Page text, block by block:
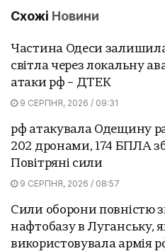
Схожі Новини
Частина Одеси
світла через локальну
атаки рф – ДТЕК
9 СЕРПНЯ, 2026 / 09:31
рф атакувала Одещину
202 дронами, 174 БПЛА
Повітряні сили
9 СЕРПНЯ, 2026 / 08:57
Сили оборони повністю
нафтобазу в Луганську,
використовувала армія